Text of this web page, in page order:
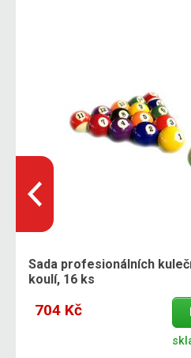
Sada profesionálních
koulí, 16 ks
704 Kč